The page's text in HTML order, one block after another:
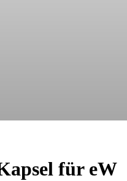
für eW